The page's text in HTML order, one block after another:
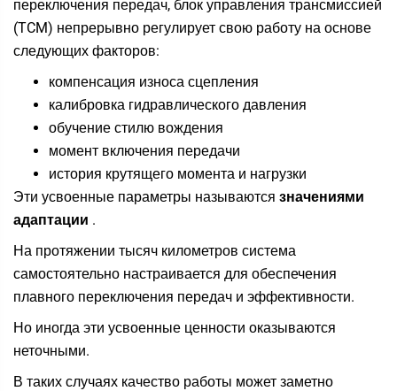
переключения передач, блок управления трансмиссией
(TCM) непрерывно регулирует свою работу на основе
следующих факторов:
компенсация износа сцепления
калибровка гидравлического давления
обучение стилю вождения
момент включения передачи
история крутящего момента и нагрузки
Эти усвоенные параметры называются значениями
адаптации .
На протяжении тысяч километров система
самостоятельно настраивается для обеспечения
плавного переключения передач и эффективности.
Но иногда эти усвоенные ценности оказываются
неточными.
В таких случаях качество работы может заметно